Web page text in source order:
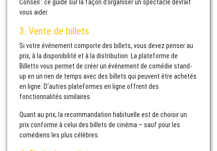
Conseil : ce guide sur la façon d’organiser un spectacle devrait
vous aider.
3. Vente de billets
Si votre événement comporte des billets, vous devez penser au
prix, à la disponibilité et à la distribution. La plateforme de
Billetto vous permet de créer un événement de comédie stand-
up en un rien de temps avec des billets qui peuvent être achetés
en ligne. D’autres plateformes en ligne offrent des
fonctionnalités similaires.
Quant au prix, la recommandation habituelle est de choisir un
prix conforme à celui des billets de cinéma – sauf pour les
comédiens les plus célèbres.